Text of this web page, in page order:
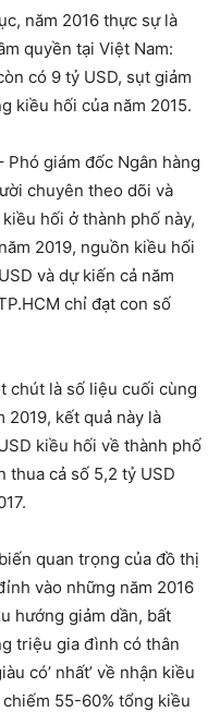
năm 2016 thực sự là
quyền tại Việt Nam:
có 9 tỷ USD, sụt giảm
kiều hối của năm 2015.
Phó giám đốc Ngân hàng
chuyên theo dõi và
hối ở thành phố này,
2019, nguồn kiều hối
và dự kiến cả năm
chỉ đạt con số
chút là số liệu cuối cùng
2019, kết quả này là
kiều hối về thành phố
thua cả số 5,2 tỷ USD
quan trọng của đồ thị
vào những năm 2016
hướng giảm dần, bất
triệu gia đình có thân
có’ nhất’ về nhận kiều
55-60% tổng kiều